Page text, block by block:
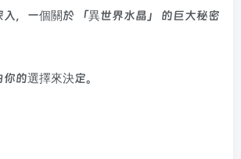
，一個關於 「異世界水晶」 的巨大秘密
的選擇來決定。